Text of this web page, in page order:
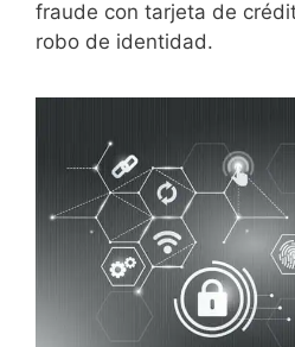
fraude con tarjeta de
robo de identidad.